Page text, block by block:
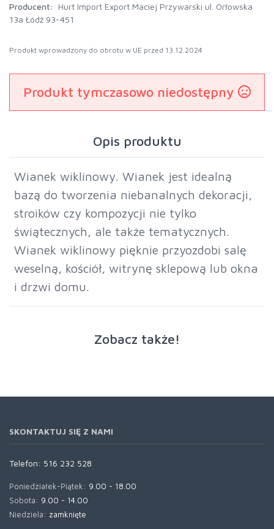
Producent:
Hurt Import Export Maciej Przywarski ul. Orłowska
13a Łódź 93-451
Produkt wprowadzony do obrotu w UE przed 13.12.2024
Produkt tymczasowo niedostępny
Opis produktu
Wianek wiklinowy. Wianek jest idealną
bazą do tworzenia niebanalnych dekoracji,
stroików czy kompozycji nie tylko
świątecznych, ale także tematycznych.
Wianek wiklinowy pięknie przyozdobi salę
weselną, kościół, witrynę sklepową lub okna
i drzwi domu.
Zobacz także!
SKONTAKTUJ SIĘ Z NAMI
Telefon: 516 232 528
Poniedziałek-Piątek: 9.00 - 18.00
Sobota: 9.00 - 14.00
Niedziela: zamknięte